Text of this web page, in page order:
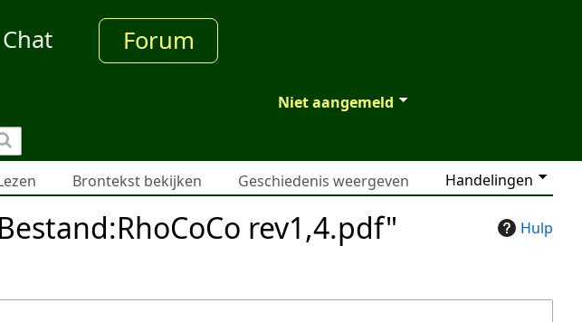
Chat Forum
Niet aangemeld
Handelingen
Brontekst bekijken Geschiedenis weergeven
Hulp
rev1,4.pdf"